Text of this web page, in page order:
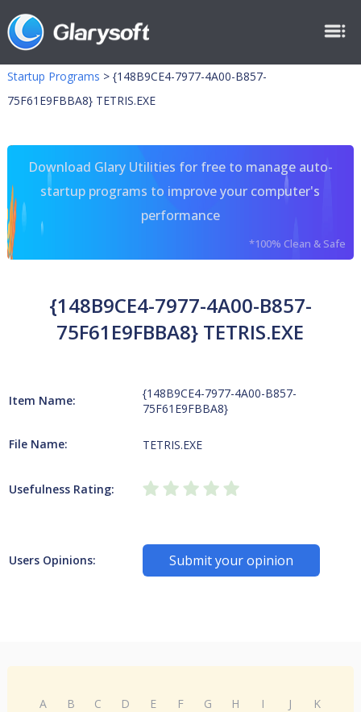
Startup Programs > {148B9CE4-7977-4A00-B857-
75F61E9FBBA8} TETRIS.EXE
Download Glary Utilities for free to manage auto-
startup programs to improve your computer's
performance
*100% Clean & Safe
{148B9CE4-7977-4A00-B857-
75F61E9FBBA8} TETRIS.EXE
Item Name:
{148B9CE4-7977-4A00-B857-
75F61E9FBBA8}
File Name: TETRIS.EXE
Usefulness Rating:
Users Opinions: Submit your opinion
A B C D E F G H I J
K